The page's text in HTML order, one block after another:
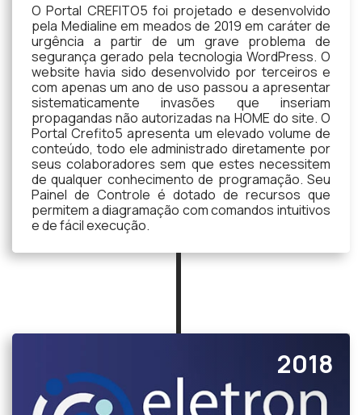
O Portal CREFITO5 foi projetado e desenvolvido
pela Medialine em meados de 2019 em caráter de
urgência a partir de um grave problema de
segurança gerado pela tecnologia WordPress. O
website havia sido desenvolvido por terceiros e
com apenas um ano de uso passou a apresentar
sistematicamente invasões que inseriam
propagandas não autorizadas na HOME do site. O
Portal Crefito5 apresenta um elevado volume de
conteúdo, todo ele administrado diretamente por
seus colaboradores sem que estes necessitem
de qualquer conhecimento de programação. Seu
Painel de Controle é dotado de recursos que
permitem a diagramação com comandos intuitivos
e de fácil execução.
2018